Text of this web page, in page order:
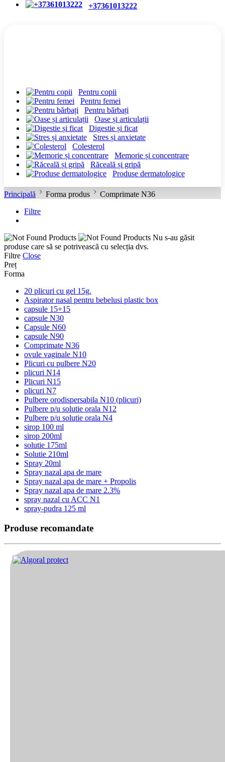
+37361013222
Pentru copii
Pentru femei
Pentru bărbați
Oase și articulații
Digestie și ficat
Stres și anxietate
Colesterol
Memorie și concentrare
Răceală și gripă
Produse dermatologice
Principală Forma produs
Comprimate N36
Filtre
Nu s-au găsit
produse care să se potrivească cu selecția dvs.
Filtre Close
Preț
Forma
20 plicuri cu gel 15g.
Aspirator nasal pentru bebelusi plastic box
capsule 15+15
capsule N30
Capsule N60
capsule N90
Comprimate N36
ovule vaginale N10
Plicuri cu pulbere N20
plicuri N14
Plicuri N15
plicuri N7
Pulbere orodispersabila N10 (plicuri)
Pulbere p/u solutie orala N12
Pulbere p/u solutie orala N4
sirop 100 ml
sirop 200ml
solutie 175ml
Solutie 210ml
Spray 20ml
Spray nazal apa de mare
Spray nazal apa de mare + Propolis
Spray nazal apa de mare 2.3%
spray nazal cu ACC N1
spray-pudra 125 ml
Produse recomandate